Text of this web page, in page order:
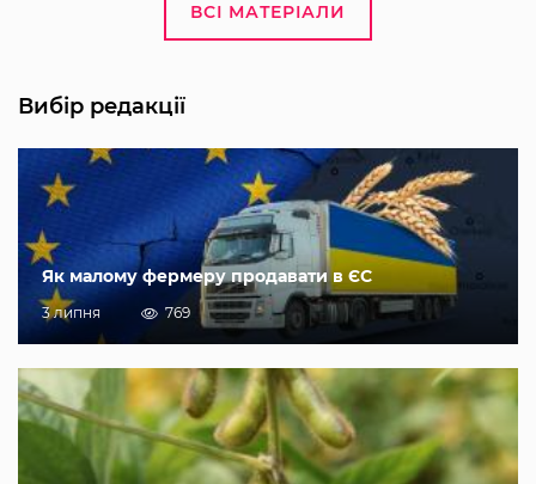
ВСІ МАТЕРІАЛИ
Вибір редакції
Як малому фермеру продавати в ЄС
3 липня 769